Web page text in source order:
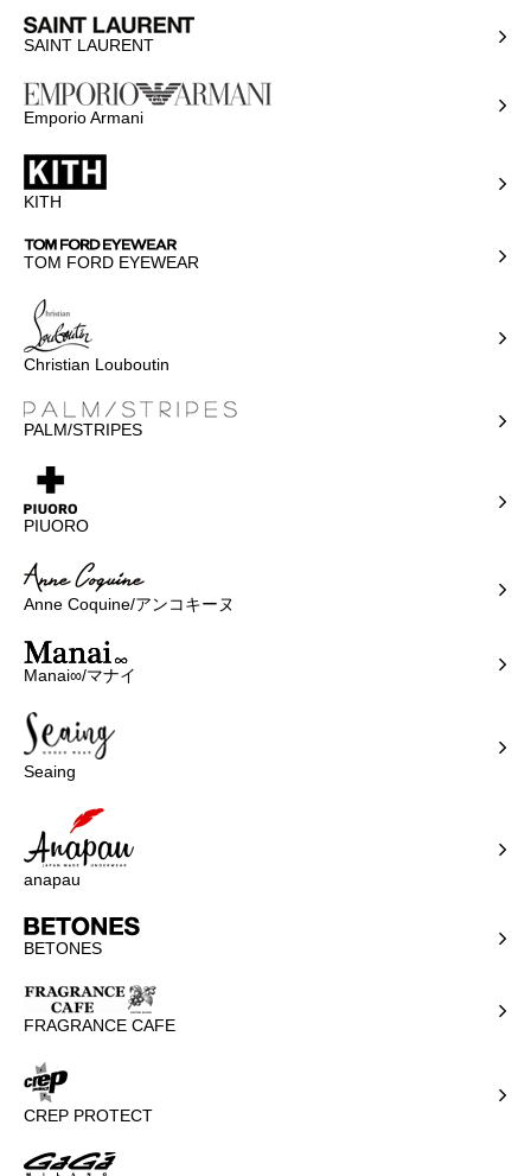
SAINT LAURENT
Emporio Armani
KITH
TOM FORD EYEWEAR
Christian Louboutin
PALM/STRIPES
PIUORO
Anne Coquine/アンコキーヌ
Manai∞/マナイ
Seaing
anapau
BETONES
FRAGRANCE CAFE
CREP PROTECT